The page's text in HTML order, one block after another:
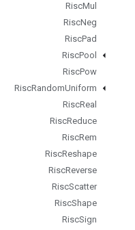
RiscMul
RiscNeg
RiscPad
RiscPool
RiscPow
RiscRandomUniform
RiscReal
RiscReduce
RiscRem
RiscReshape
RiscReverse
RiscScatter
RiscShape
RiscSign